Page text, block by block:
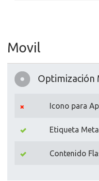
Movil
Optimización
Icono para
Etiqueta
Contenido